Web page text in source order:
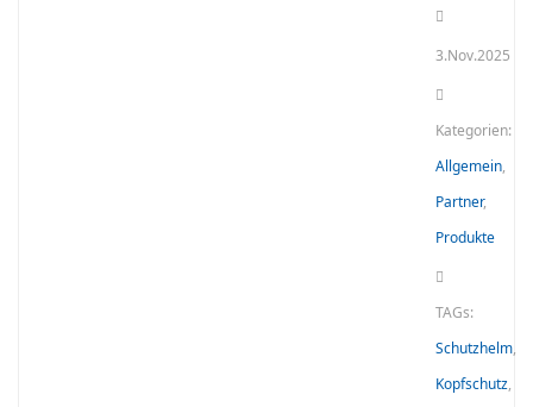
3.Nov.2025
Kategorien:
Allgemein,
Partner,
Produkte
TAGs:
Schutzhelm,
Kopfschutz,